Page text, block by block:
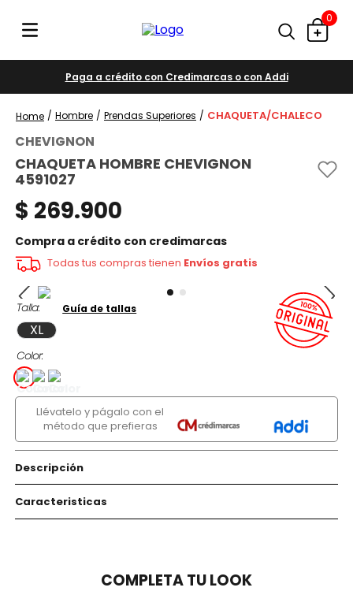
0
Paga a crédito con Credimarcas o con Addi
Hombre Prendas Superiores CHAQUETA/CHALECO
CHEVIGNON
CHAQUETA HOMBRE CHEVIGNON
4591027
$ 269.900
Compra a crédito con credimarcas
Todas tus compras tienen Envíos gratis
Talla
XL
Color
Guía de tallas
Llévatelo y págalo con el
método que prefieras
Descripción
Caracteristicas
COMPLETA TU LOOK